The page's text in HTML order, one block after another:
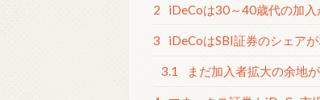
2 iDeCoは30～40歳代の加入
3 iDeCoはSBI証券のシェア
3.1 まだ加入者拡大の余地